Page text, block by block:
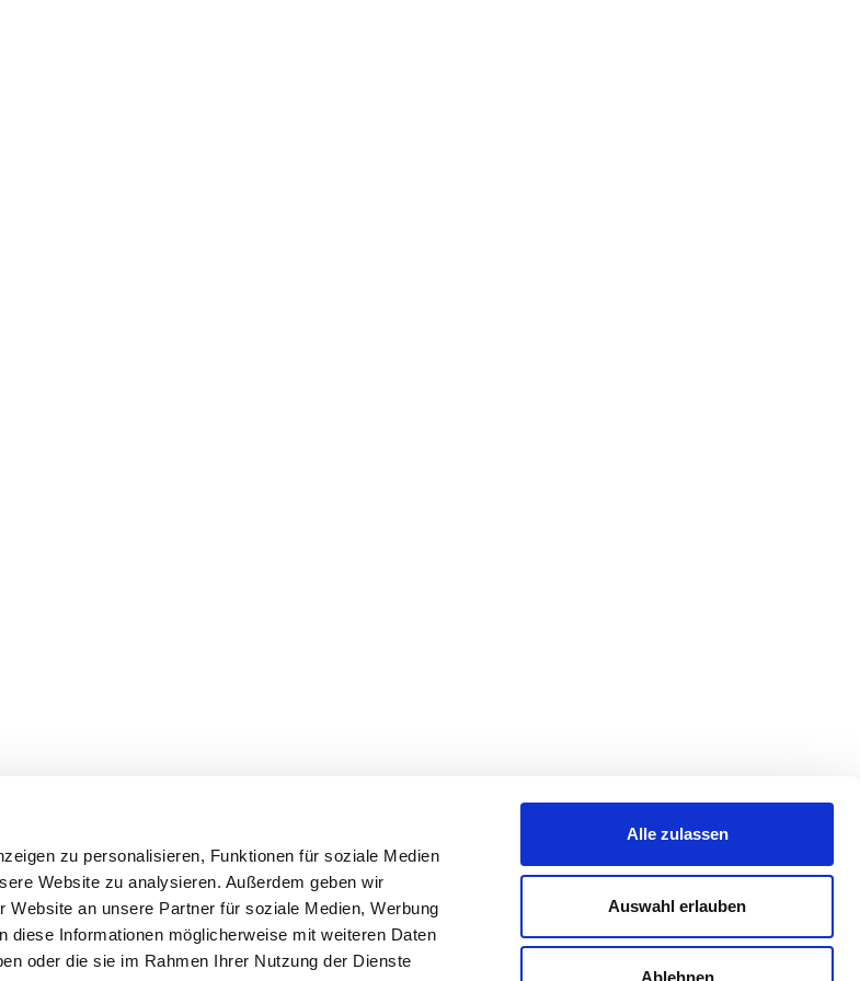
zu personalisieren, Funktionen für soziale Medien
Website zu analysieren. Außerdem geben wir
Website an unsere Partner für soziale Medien, Werbung
diese Informationen möglicherweise mit weiteren Daten
oder die sie im Rahmen Ihrer Nutzung der Dienste
Alle zulassen
Auswahl erlauben
Ablehnen